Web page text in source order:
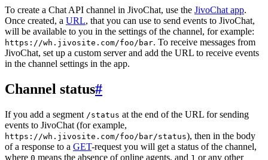
To create a Chat API channel in JivoChat, use the JivoChat app.
Once created, a URL, that you can use to send events to JivoChat,
will be available to you in the settings of the channel, for example:
https://wh.jivosite.com/foo/bar. To receive messages from
JivoChat, set up a custom server and add the URL to receive events
in the channel settings in the app.
Channel status#
If you add a segment /status at the end of the URL for sending
events to JivoChat (for example,
https://wh.jivosite.com/foo/bar/status), then in the body
of a response to a GET-request you will get a status of the channel,
where 0 means the absence of online agents, and 1 or any other